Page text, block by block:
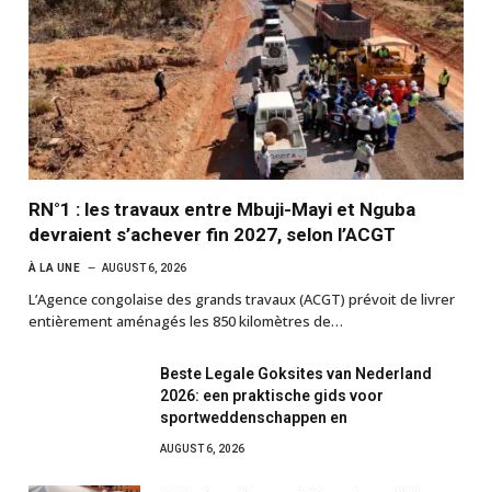
RN°1 : les travaux entre Mbuji-Mayi et Nguba
devraient s’achever fin 2027, selon l’ACGT
À LA UNE AUGUST 6, 2026
L’Agence congolaise des grands travaux (ACGT) prévoit de livrer
entièrement aménagés les 850 kilomètres de…
Beste Legale Goksites van Nederland
2026: een praktische gids voor
sportweddenschappen en
AUGUST 6, 2026